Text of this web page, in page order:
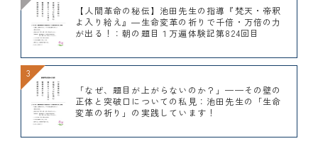
【人間革命の秘伝】池田先生の指導『梵天・帝釈
よ入り給え』―生命変革の祈りで千倍・万倍の力
が出る！：朝の題目１万遍体験記第824回目
「なぜ、題目が上がらないのか？」——その壁の
正体と突破口についての私見：池田先生の「生命
変革の祈り」の実践しています！